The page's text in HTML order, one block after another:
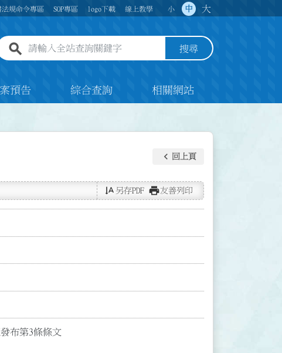
法規命令專區 SOP專區 logo下載 線上教學 小 中 大
全站查詢關鍵字欄位 搜尋
預告 綜合查詢 相關網站
keyboard_arrow_left 回上頁
text_rotate_vertical 另存PDF print友善列印
布第3條條文